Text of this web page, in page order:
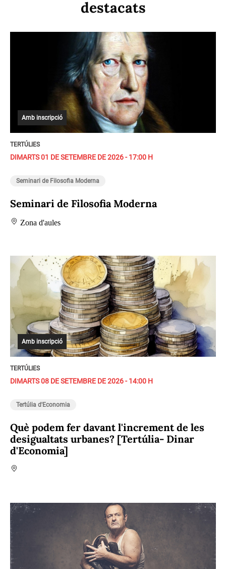
destacats
Amb inscripció
TERTÚLIES
DIMARTS 01 DE SETEMBRE DE 2026 - 17:00 H
Seminari de Filosofia Moderna
Seminari de Filosofia Moderna
Zona d'aules
Amb inscripció
TERTÚLIES
DIMARTS 08 DE SETEMBRE DE 2026 - 14:00 H
Tertúlia d'Economia
Què podem fer davant l'increment de les
desigualtats urbanes? [Tertúlia- Dinar
d'Economia]